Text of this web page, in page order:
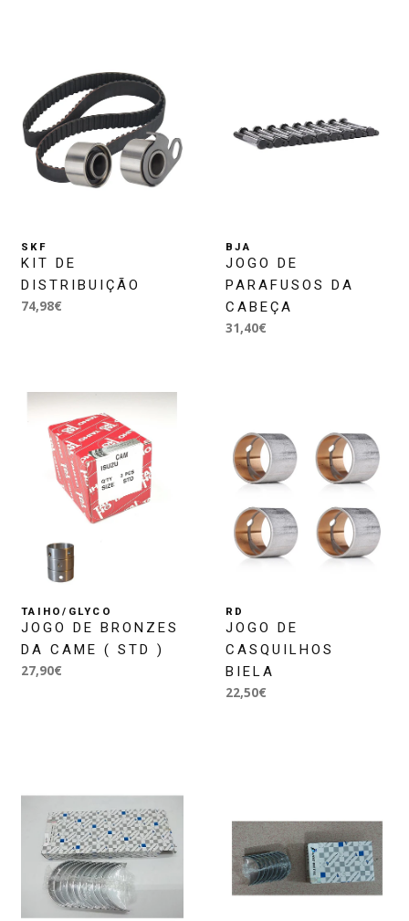
SKF
KIT DE
DISTRIBUIÇÃO
74,98€
BJA
JOGO DE
PARAFUSOS DA
CABEÇA
31,40€
TAIHO/GLYCO
JOGO DE BRONZES
DA CAME ( STD )
27,90€
RD
JOGO DE
CASQUILHOS
BIELA
22,50€